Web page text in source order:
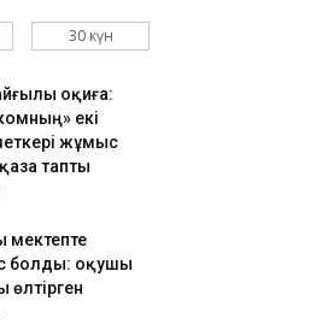
Каспий құбыр
шабуыл
градусқа дейін
жасар сәбиді
30 күн
оқиға:
екі
жұмыс
тапты
мектепте
болды: оқушы
өлтірген